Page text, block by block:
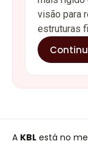
visão para
estruturas
A KBL está no